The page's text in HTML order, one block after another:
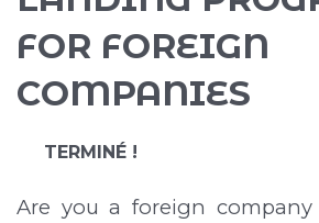
FOR FOREIGN
COMPANIES
TERMINÉ !
Are you a foreign